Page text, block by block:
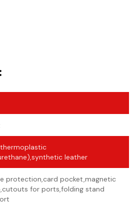
leather
protection,card pocket,magnetic
for ports,folding stand